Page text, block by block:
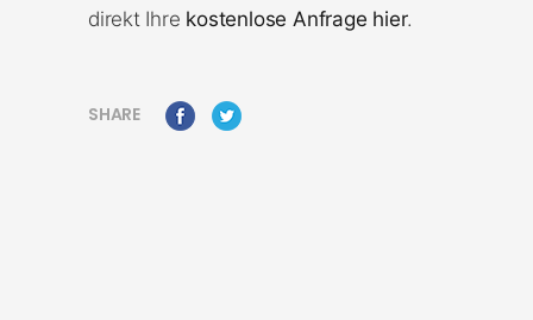
direkt Ihre kostenlose Anfrage hier.
SHARE